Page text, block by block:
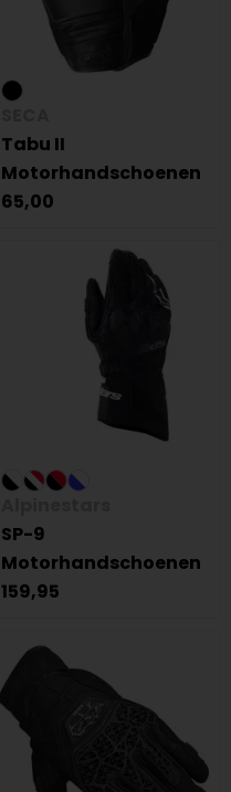
Tabu II
Motorhandschoenen
65,00
SP-9
Motorhandschoenen
159,95